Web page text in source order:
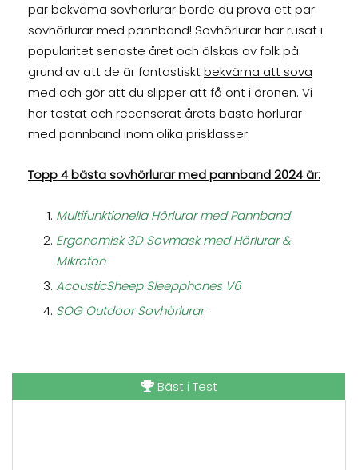
par bekväma sovhörlurar borde du prova ett par
sovhörlurar med pannband! Sovhörlurar har rusat i
popularitet senaste året och älskas av folk på
grund av att de är fantastisktbekväma att sova
med och gör att du slipper att få ont i öronen. Vi
har testat och recenserat årets bästa hörlurar
med pannband inom olika prisklasser.
Topp 4 bästa sovhörlurar med pannband 2024 är:
Multifunktionella Hörlurar med Pannband
Ergonomisk 3D Sovmask med Hörlurar &
Mikrofon
AcousticSheep Sleepphones V6
SOG Outdoor Sovhörlurar
Bäst i Test